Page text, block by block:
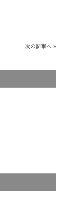
次の記事へ »